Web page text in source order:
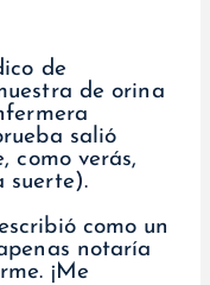
de
de orina
salió
como verás,
suerte).
como un
notaría
¡Me